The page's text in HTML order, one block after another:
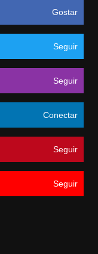
Gostar
Seguir
Seguir
Conectar
Seguir
Seguir